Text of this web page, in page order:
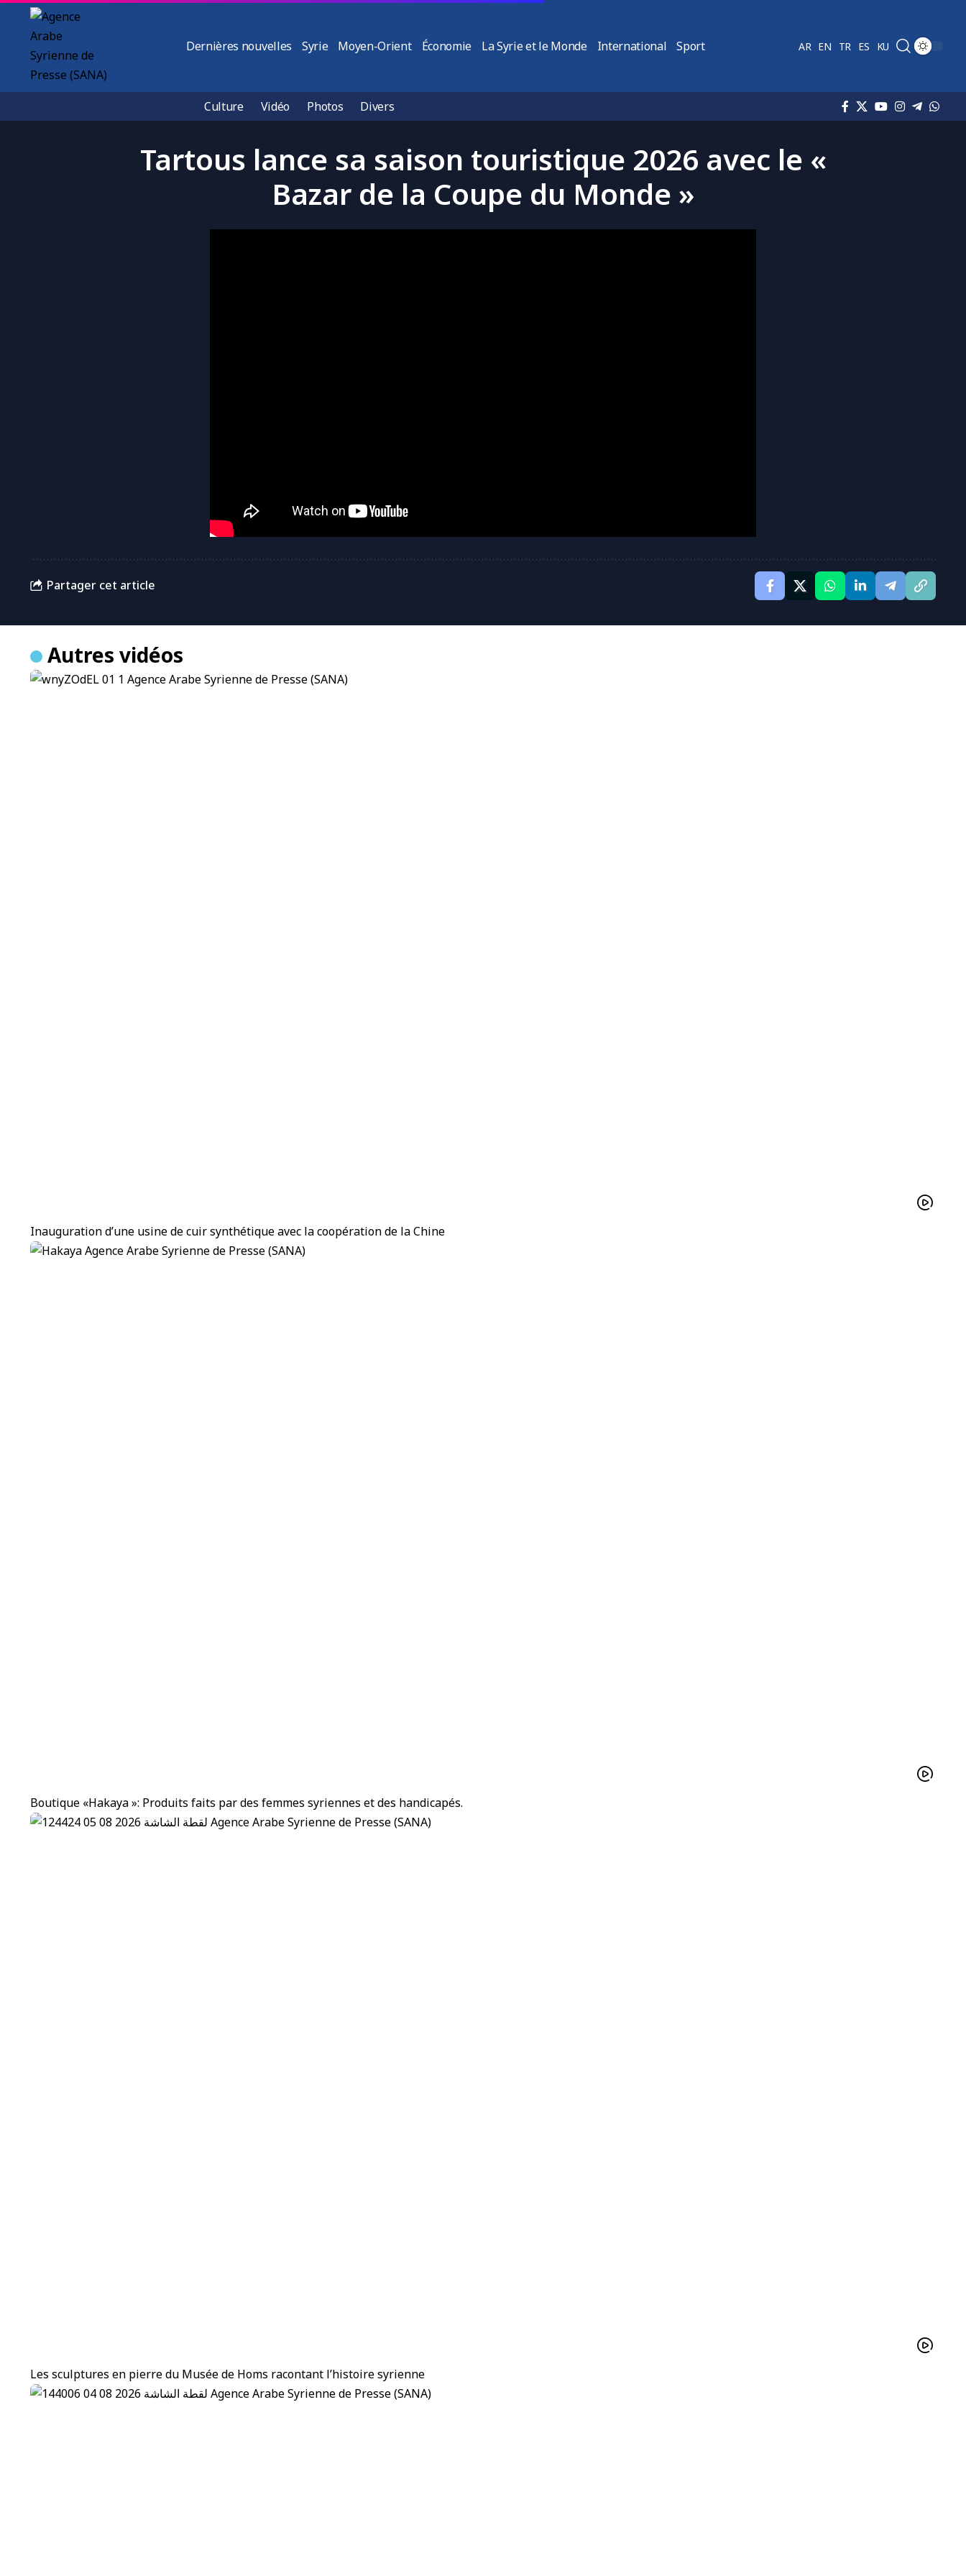
Dernières nouvelles Syrie Moyen-Orient Économie La Syrie et le Monde International Sport AR EN TR ES KU
Culture Vidéo Photos Divers
Tartous lance sa saison touristique 2026 avec le «
Bazar de la Coupe du Monde »
Partager cet article
Autres vidéos
Inauguration d’une usine de cuir synthétique avec la coopération de la Chine
Boutique «Hakaya »: Produits faits par des femmes syriennes et des handicapés.
Les sculptures en pierre du Musée de Homs racontant l’histoire syrienne